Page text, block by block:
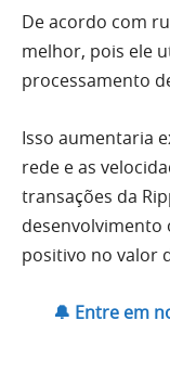
De acordo com
melhor, pois ele
processamento
Isso aumentaria
rede e as
transações da
positivo no valor
🔔 Entre em